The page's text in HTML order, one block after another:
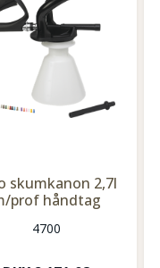
skumkanon 2,7l
prof håndtag
4700